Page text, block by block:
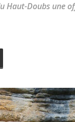
Doubs une